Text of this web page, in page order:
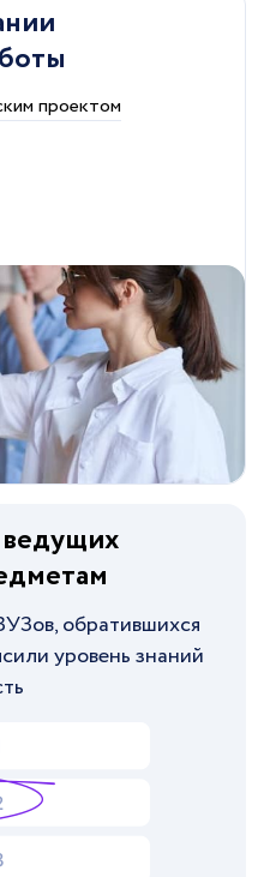
проектом
ведущих
обратившихся
уровень знаний